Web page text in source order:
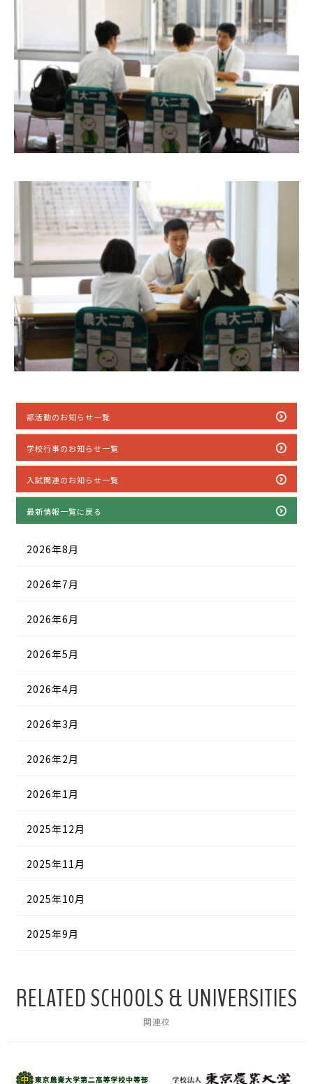
部活動のお知らせ一覧
学校行事のお知らせ一覧
入試関連のお知らせ一覧
最新情報一覧に戻る
2026年8月
2026年7月
2026年6月
2026年5月
2026年4月
2026年3月
2026年2月
2026年1月
2025年12月
2025年11月
2025年10月
2025年9月
RELATED SCHOOLS & UNIVERSITIES
関連校